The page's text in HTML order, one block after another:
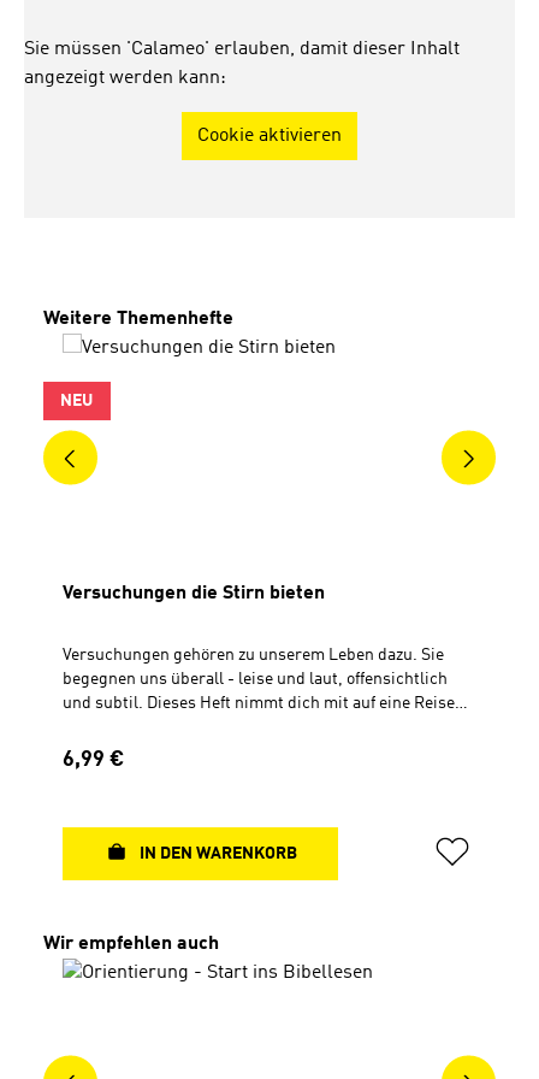
Sie müssen 'Calameo' erlauben, damit dieser Inhalt
angezeigt werden kann:
Cookie aktivieren
Produktgalerie überspringen
Weitere Themenhefte
NEU
Versuchungen die Stirn bieten
Versuchungen gehören zu unserem Leben dazu. Sie
begegnen uns überall - leise und laut, offensichtlich
und subtil. Dieses Heft nimmt dich mit auf eine Reise
Versuchungen ankämpfen. 18 kurze, praxisnahe
Impulse, die auf Ereignisse und Worte der Bibel Bezug
Praktische Tipps, treffende Zitate und stärkende
farbig
Regulärer Preis:
6,99 €
IN DEN WARENKORB
Produktgalerie überspringen
Wir empfehlen auch